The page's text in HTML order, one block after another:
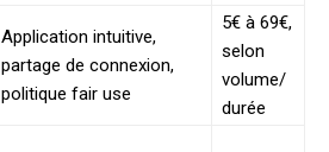
Application intuitive,
partage de connexion,
politique fair use
5€ à 69€,
selon
volume/
durée